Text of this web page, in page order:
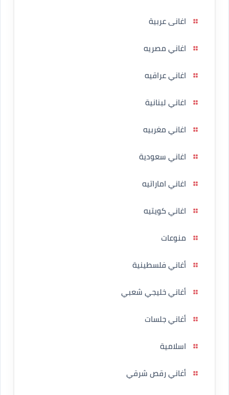
اغانى عربية
اغاني مصريه
اغاني عراقيه
اغاني لبنانية
اغاني مغربيه
اغاني سعودية
اغاني اماراتيه
اغاني كويتيه
منوعات
أغاني فلسطينية
أغاني خليجي شعبي
أغاني جلسات
اسلامية
أغاني رقص شرقي